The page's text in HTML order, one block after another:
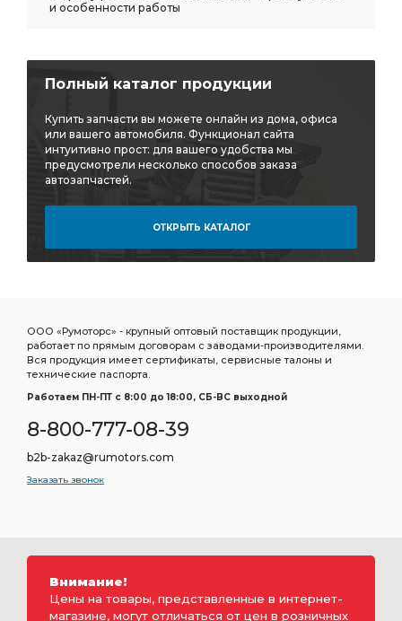
и особенности работы
Полный каталог продукции
Купить запчасти вы можете онлайн из дома, офиса
или вашего автомобиля. Функционал сайта
интуитивно прост: для вашего удобства мы
предусмотрели несколько способов заказа
автозапчастей.
ОТКРЫТЬ КАТАЛОГ
ООО «Румоторс» - крупный оптовый поставщик продукции,
работает по прямым договорам с заводами-производителями.
Вся продукция имеет сертификаты, сервисные талоны и
технические паспорта.
Работаем ПН-ПТ c 8:00 до 18:00, СБ-ВС выходной
8-800-777-08-39
b2b-zakaz@rumotors.com
Заказать звонок
Внимание!
Цены на товары, представленные в интернет-
магазине, могут отличаться от цен в розничных